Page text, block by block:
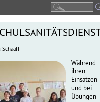
Schaaff
Während
ihren
Einsätzen
und bei
Übungen